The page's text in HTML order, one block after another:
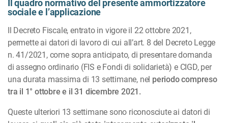
Il quadro normativo del presente ammortizzatore
sociale e l’applicazione
Il Decreto Fiscale, entrato in vigore il 22 ottobre 2021,
permette ai datori di lavoro di cui all’art. 8 del Decreto Legge
n. 41/2021, come sopra anticipato, di presentare domanda
di assegno ordinario (FIS e Fondi di solidarietà) e CIGD, per
una durata massima di 13 settimane, nel periodo compreso
tra il 1° ottobre e il 31 dicembre 2021.
Queste ulteriori 13 settimane sono riconosciute ai datori di